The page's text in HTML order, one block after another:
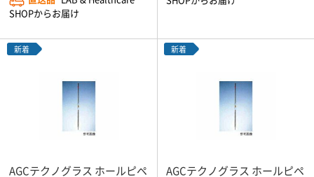
SHOPからお届け
新着
AGCテクノグラス ホールピペ
新着
AGCテクノグラス ホールピペ